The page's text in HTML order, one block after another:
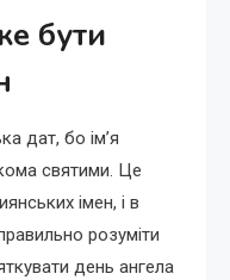
бути
дат, бо ім’я
святими. Це
імен, і в
розуміти
день ангела